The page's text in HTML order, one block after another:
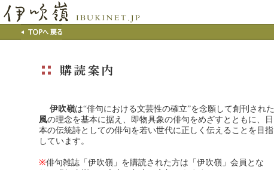
伊吹嶺は“俳句における文芸性の確立”を念願して創刊された
風の理念を基本に据え、即物具象の俳句をめざすとともに、日
本の伝統詩としての俳句を若い世代に正しく伝えることを目指
しています。
※俳句雑誌「伊吹嶺」を購読された方は「伊吹嶺」会員とな